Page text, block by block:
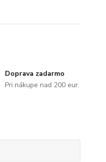
Doprava zadarmo
Pri nákupe nad 200 eur.